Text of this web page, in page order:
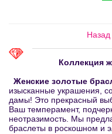
Назад
Коллекция
Женские золотые
изысканные украшения,
дамы! Это прекрасный
Ваш темперамент,
неотразимость. Мы
браслеты в роскошном и